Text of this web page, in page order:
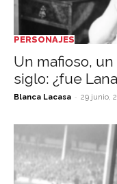
PERSONAJES
Un mafioso,
siglo: ¿fue
Blanca Lacasa - 29 junio,